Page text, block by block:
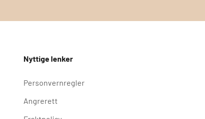
Nyttige lenker
Personvernregler
Angrerett